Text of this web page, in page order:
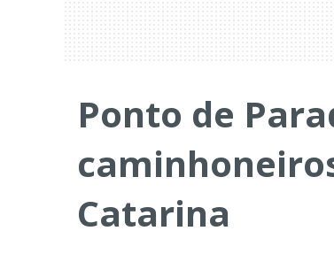
Ponto de
Catarina